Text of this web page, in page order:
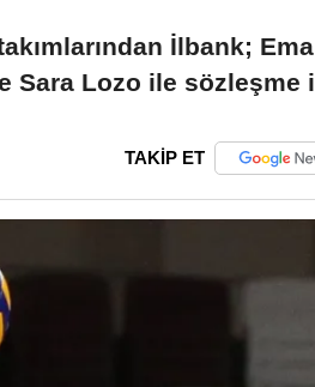
İlbank;
Sara Lozo ile sözleşme
TAKİP ET